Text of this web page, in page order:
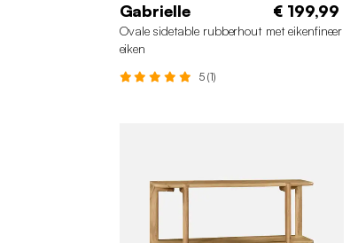
Gabrielle € 199,99
Ovale sidetable rubberhout met eikenfineer
eiken
5 (1)